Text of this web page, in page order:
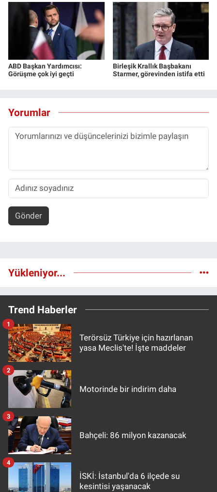
ABD Başkan Yardımcısı:
Görüşme çok iyi geçti
Birleşik Krallık Başbakanı
Starmer, görevinden istifa etti
Yorumlar
Gönder
Yükleniyor...
Trend Haberler
Terörsüz Türkiye için hazırlanan
yasa Meclis'te! İşte maddeler
1
Motorinde bir indirim daha
2
Bahçeli: 86 milyon kazanacak
3
İSKİ: İstanbul'da 6 ilçede su
kesintisi yaşanacak
4